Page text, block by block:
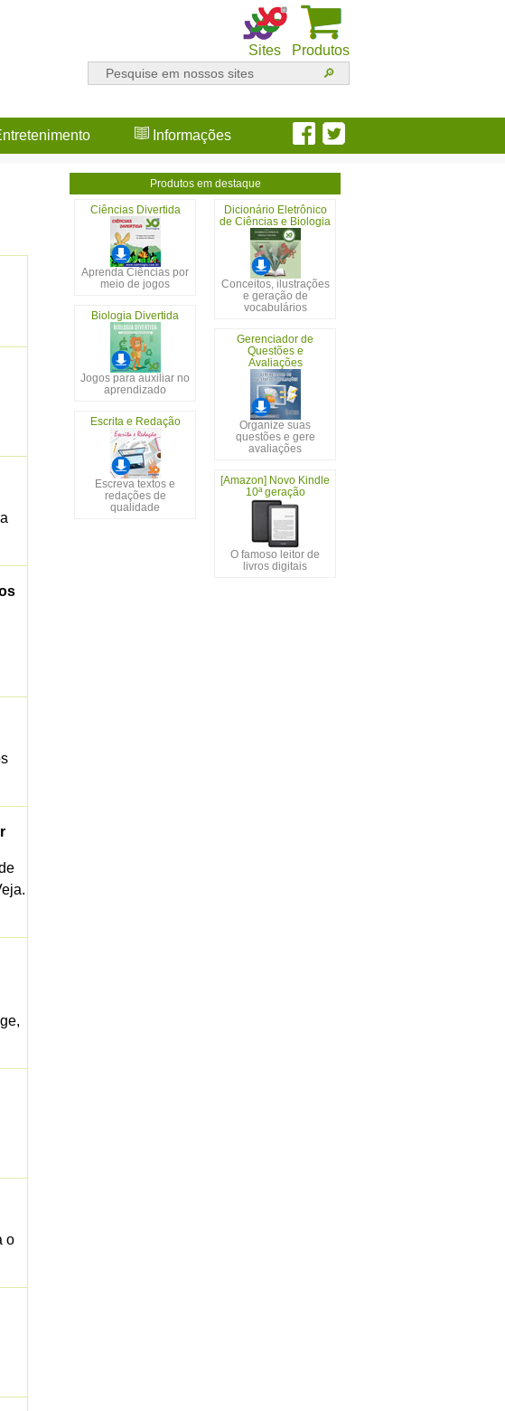
Produtos
Sites
Informações
o
Produtos em destaque
Ciências Divertida
Aprenda Ciências por
meio de jogos
Dicionário Eletrônico
de Ciências e Biologia
Conceitos, ilustrações
e geração de
vocabulários
Biologia Divertida
Jogos para auxiliar no
aprendizado
Gerenciador de
Questões e
Avaliações
Organize suas
questões e gere
avaliações
Escrita e Redação
Escreva textos e
redações de
qualidade
[Amazon] Novo Kindle
10ª geração
O famoso leitor de
livros digitais